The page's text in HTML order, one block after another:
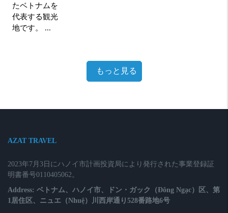
たベトナムを
代表する観光
地です。 ...
もっと見る
AZAT TRAVEL
2023年7月3日にハノイ市計画投資局により発行された事業登録証
明書番号0110405062。
Address: ベトナム、ハノイ市、ドン・ガック（Đông Ngạc）区、第
1居住区、ニュエ（Nhuệ）川西岸通り528番路地6号